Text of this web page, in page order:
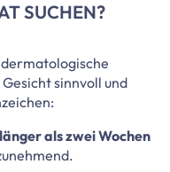
SUCHEN?
sinnvoll und
als zwei Wochen